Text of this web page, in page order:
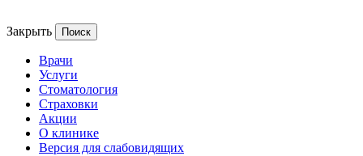
Закрыть
Врачи
Услуги
Стоматология
Страховки
Акции
О клинике
Версия для слабовидящих